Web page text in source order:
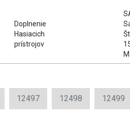
Doplnenie
Hasiacich
prístrojov
12497 12498 12499